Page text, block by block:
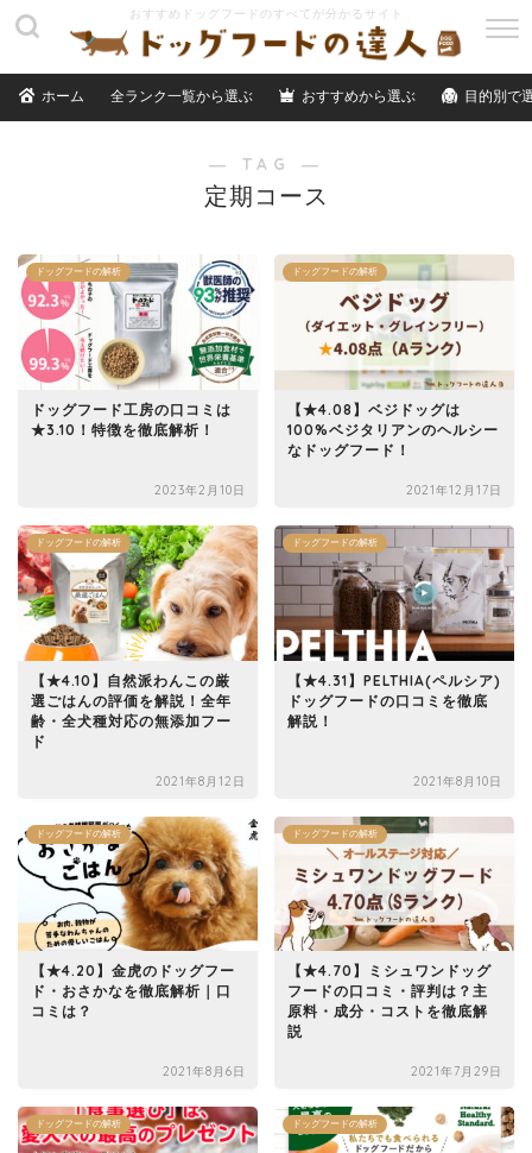
ホーム 全ランク一覧から選ぶ おすすめから選ぶ 目的別で
N
― TAG ―
定期コース
ドッグフードの解析
ドッグフード工房の口コミは
★3.10！特徴を徹底解析！
2023年2月10日
ドッグフードの解析
【★4.08】ベジドッグは
100%ベジタリアンのヘルシー
なドッグフード！
2021年12月17日
ドッグフードの解析
【★4.10】自然派わんこの厳
選ごはんの評価を解説！全年
齢・全犬種対応の無添加フー
ド
2021年8月12日
ドッグフードの解析
【★4.31】PELTHIA(ペルシア)
ドッグフードの口コミを徹底
解説！
2021年8月10日
ドッグフードの解析
【★4.20】金虎のドッグフー
ド・おさかなを徹底解析｜口
コミは？
2021年8月6日
ドッグフードの解析
【★4.70】ミシュワンドッグ
フードの口コミ・評判は？主
原料・成分・コストを徹底解
説
2021年7月29日
ドッグフードの解析 ドッグフードの解析